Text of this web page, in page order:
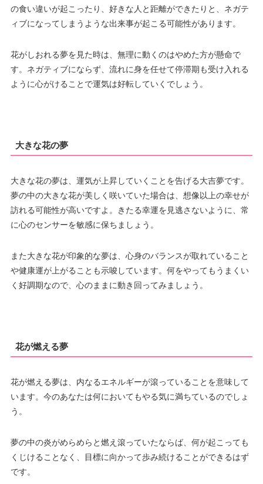
の食い違いが起こったり、好きな人と距離ができたりと、ネガテ
ィブになってしまうような出来事が起こる可能性があります。
花がしおれる夢を見た時は、無理に動くのはやめた方が懸命で
す。ネガティブにならず、流れに身を任せて停滞期も受け入れる
ように心がけることで運気は好転していくでしょう。
大きな花の夢
大きな花の夢は、運気が上昇していくことを告げる大吉夢です。
夢の中の大きな花が美しく咲いていた場合は、想像以上の幸せが
訪れる可能性が高いですよ。きたる幸運を見逃さないように、常
に心のセンサーを敏感に保ちましょう。
また大きな花が印象的な夢は、心身のバランスが取れていること
や健康運が上がることも示唆しています。何をやってもうまくい
く好調期なので、心のままに動き回ってみましょう。
花が燃える夢
花が燃える夢は、内なるエネルギーが滾っていることを意味して
います。今のあなたは何においてもやる気に満ちているのでしょ
う。
夢の中の炎がめらめらと燃え滾っていたならば、何が起こっても
くじけることなく、目標に向かって歩み続けることができるはず
です。